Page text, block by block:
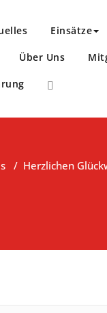
Einsätze
Über Uns
/ Herzlichen